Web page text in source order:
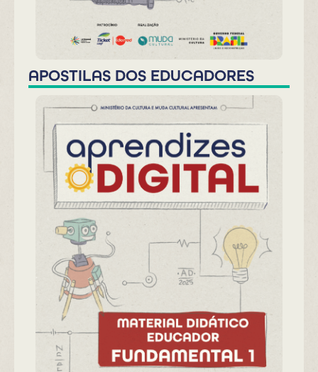
APOSTILAS DOS EDUCADORES